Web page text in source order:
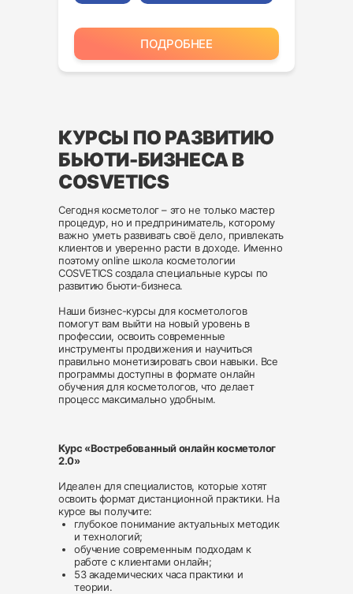
ПОДРОБНЕЕ
Курс «Востребованный онлайн косметолог
2.0»
Идеален для специалистов, которые хотят
освоить формат дистанционной практики. На
курсе вы получите:
глубокое понимание актуальных методик
и технологий;
обучение современным подходам к
работе с клиентами онлайн;
53 академических часа практики и
теории.
Сегодня косметолог – это не только мастер
процедур, но и предприниматель, которому
важно уметь развивать своё дело, привлекать
клиентов и уверенно расти в доходе. Именно
поэтому online школа косметологии
COSVETICS создала специальные курсы по
развитию бьюти-бизнеса.
Наши бизнес-курсы для косметологов
помогут вам выйти на новый уровень в
профессии, освоить современные
инструменты продвижения и научиться
правильно монетизировать свои навыки. Все
программы доступны в формате онлайн
обучения для косметологов, что делает
процесс максимально удобным.
КУРСЫ ПО РАЗВИТИЮ
БЬЮТИ-БИЗНЕСА В
COSVETICS